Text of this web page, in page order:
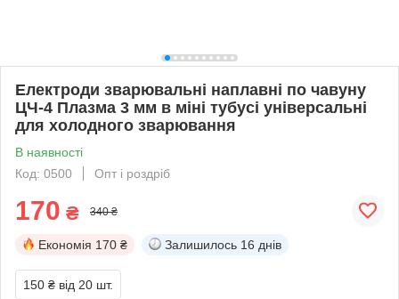
Електроди зварювальні наплавні по чавуну
ЦЧ-4 Плазма 3 мм в міні тубусі універсальні
для холодного зварювання
В наявності
Код: 0500
Опт і роздріб
170 ₴ 340 ₴
Економія 170 ₴ Залишилось 16 днів
150 ₴ від 20 шт.